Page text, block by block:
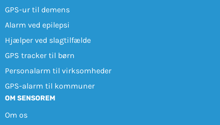
GPS-ur til demens
Alarm ved epilepsi
Hjælper ved slagtilfælde
GPS tracker til børn
Personalarm til virksomheder
GPS-alarm til kommuner
OM SENSOREM
Om os